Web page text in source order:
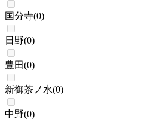
国分寺(0)
日野(0)
豊田(0)
新御茶ノ水(0)
中野(0)